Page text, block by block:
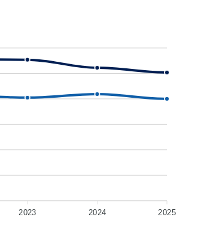
2023 2024 2025